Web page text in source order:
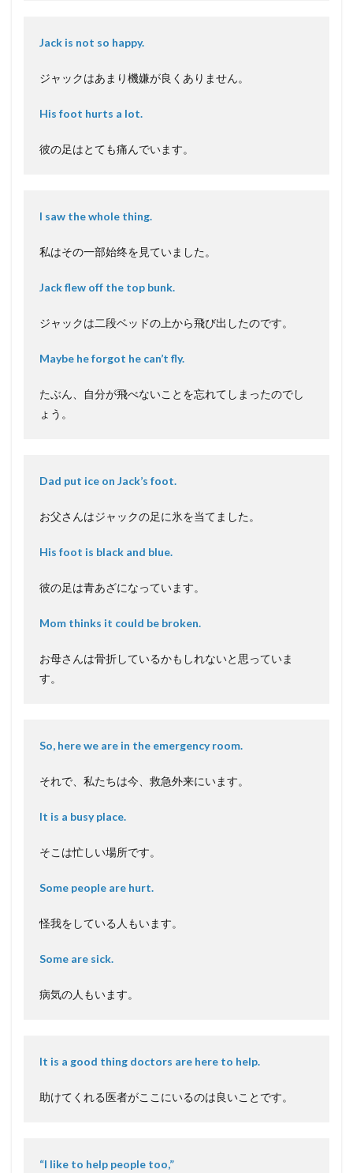
Jack is not so happy.
ジャックはあまり機嫌が良くありません。
His foot hurts a lot.
彼の足はとても痛んでいます。
I saw the whole thing.
私はその一部始终を見ていました。
Jack flew off the top bunk.
ジャックは二段ベッドの上から飛び出したのです。
Maybe he forgot he can’t fly.
たぶん、自分が飛べないことを忘れてしまったのでし
ょう。
Dad put ice on Jack’s foot.
お父さんはジャックの足に氷を当てました。
His foot is black and blue.
彼の足は青あざになっています。
Mom thinks it could be broken.
お母さんは骨折しているかもしれないと思っていま
す。
So, here we are in the emergency room.
それで、私たちは今、救急外来にいます。
It is a busy place.
そこは忙しい場所です。
Some people are hurt.
怪我をしている人もいます。
Some are sick.
病気の人もいます。
It is a good thing doctors are here to help.
助けてくれる医者がここにいるのは良いことです。
“I like to help people too,”